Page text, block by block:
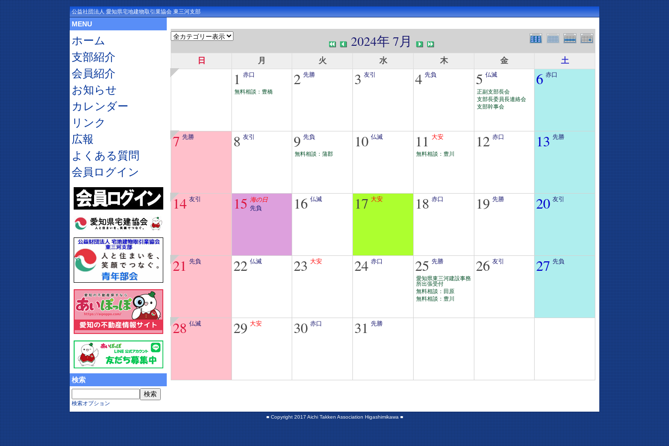
公益社団法人 愛知県宅地建物取引業協会 東三河支部
2024年 7月
日 月 火 水 木 金 土
1 赤口
無料相談：豊橋
2 先勝 3 友引 4 先負 5 仏滅
正副支部長会
支部長委員長連絡会
支部幹事会
6 赤口
7 先勝 8 友引 9 先負
無料相談：蒲郡
10 仏滅 11 大安
無料相談：豊川
12 赤口 13 先勝
14 友引 15 海の日
先負 16 仏滅 17 大安 18 赤口 19 先勝 20 友引
21 先負 22 仏滅 23 大安 24 赤口 25 先勝
愛知県東三河建設事務
所出張受付
無料相談：田原
無料相談：豊川
26 友引 27 先負
28 仏滅 29 大安 30 赤口 31 先勝
MENU
ホーム
支部紹介
会員紹介
お知らせ
カレンダー
リンク
広報
よくある質問
会員ログイン
検索
検索オプション
■ Copyright 2017 Aichi Takken Association Higashimikawa ■